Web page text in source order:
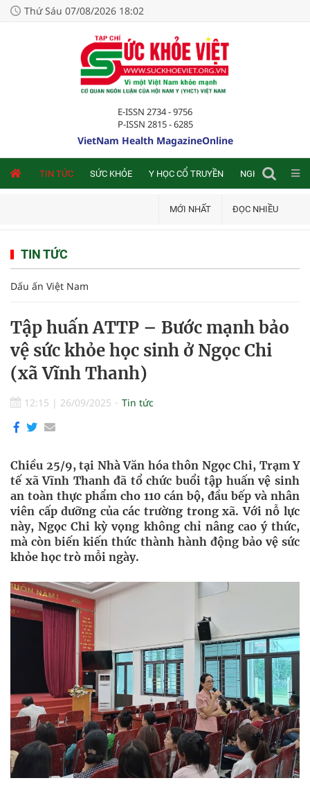
Thứ Sáu 07/08/2026 18:02
E-ISSN 2734 - 9756
P-ISSN 2815 - 6285
VietNam Health MagazineOnline
TIN TỨC SỨC KHỎE Y HỌC CỔ TRUYỀN NGHIÊN CỨU
MỚI NHẤT ĐỌC NHIỀU
TIN TỨC
Dấu ấn Việt Nam
Tập huấn ATTP – Bước mạnh bảo
vệ sức khỏe học sinh ở Ngọc Chi
(xã Vĩnh Thanh)
12:15 | 26/09/2025 Tin tức
Chiều 25/9, tại Nhà Văn hóa thôn Ngọc Chi, Trạm Y
tế xã Vĩnh Thanh đã tổ chức buổi tập huấn vệ sinh
an toàn thực phẩm cho 110 cán bộ, đầu bếp và nhân
viên cấp dưỡng của các trường trong xã. Với nỗ lực
này, Ngọc Chi kỳ vọng không chỉ nâng cao ý thức,
mà còn biến kiến thức thành hành động bảo vệ sức
khỏe học trò mỗi ngày.